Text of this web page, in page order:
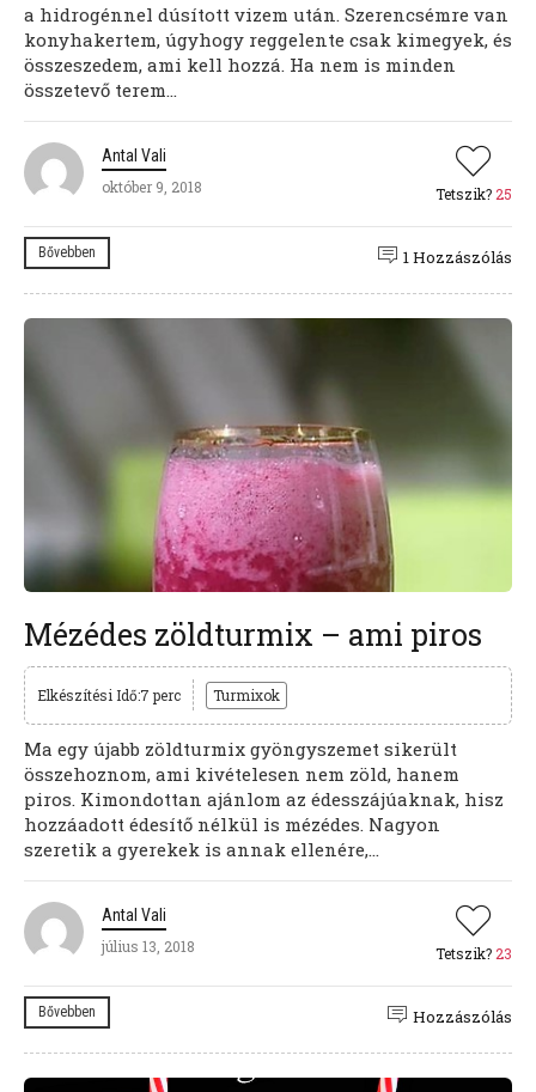
a hidrogénnel dúsított vizem után. Szerencsémre van
konyhakertem, úgyhogy reggelente csak kimegyek, és
összeszedem, ami kell hozzá. Ha nem is minden
összetevő terem...
Antal Vali
október 9, 2018
Tetszik? 25
Bővebben 1 Hozzászólás
Mézédes zöldturmix – ami piros
Elkészítési Idő:7 perc Turmixok
Ma egy újabb zöldturmix gyöngyszemet sikerült
összehoznom, ami kivételesen nem zöld, hanem
piros. Kimondottan ajánlom az édesszájúaknak, hisz
hozzáadott édesítő nélkül is mézédes. Nagyon
szeretik a gyerekek is annak ellenére,...
Antal Vali
július 13, 2018
Tetszik? 23
Bővebben Hozzászólás